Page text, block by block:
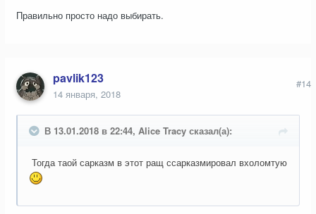
Правильно просто надо выбирать.
pavlik123
14 января, 2018
#14
В 13.01.2018 в 22:44, Alice Tracy сказал(а):
Тогда таой сарказм в этот ращ ссарказмировал вхоломтую